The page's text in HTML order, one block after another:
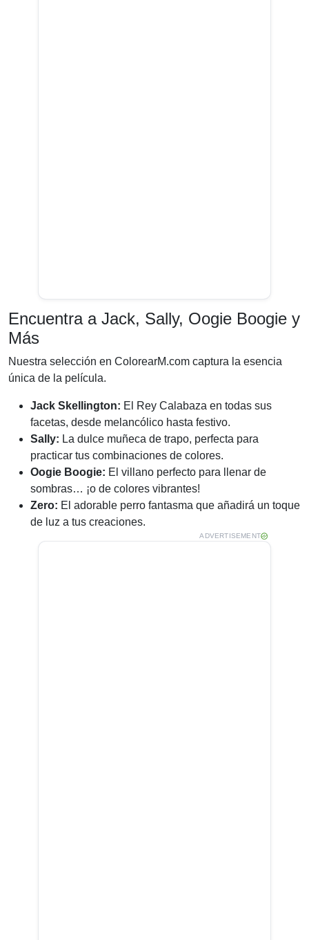
Encuentra a Jack, Sally, Oogie Boogie y
Más
Nuestra selección en ColorearM.com captura la esencia
única de la película.
Jack Skellington: El Rey Calabaza en todas sus
facetas, desde melancólico hasta festivo.
Sally: La dulce muñeca de trapo, perfecta para
practicar tus combinaciones de colores.
Oogie Boogie: El villano perfecto para llenar de
sombras… ¡o de colores vibrantes!
Zero: El adorable perro fantasma que añadirá un toque
de luz a tus creaciones.
ADVERTISEMENT